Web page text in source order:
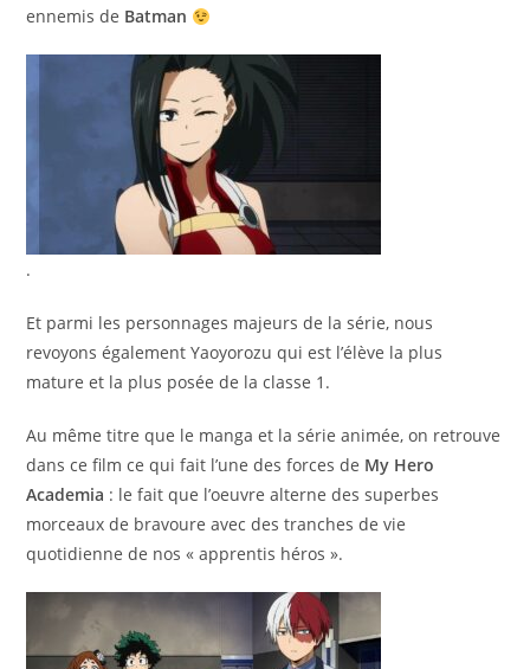
ennemis de Batman
.
Et parmi les personnages majeurs de la série, nous
revoyons également Yaoyorozu qui est l’élève la plus
mature et la plus posée de la classe 1.
Au même titre que le manga et la série animée, on retrouve
dans ce film ce qui fait l’une des forces de My Hero
Academia : le fait que l’oeuvre alterne des superbes
morceaux de bravoure avec des tranches de vie
quotidienne de nos « apprentis héros ».